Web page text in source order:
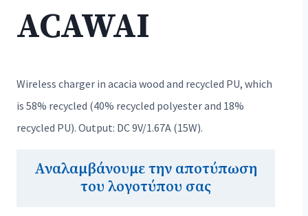
ACAWAI
Wireless charger in acacia wood and recycled PU, which
is 58% recycled (40% recycled polyester and 18%
recycled PU). Output: DC 9V/1.67A (15W).
Αναλαμβάνουμε την αποτύπωση
του λογοτύπου σας